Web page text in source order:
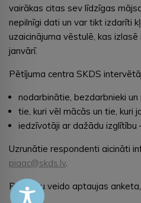
vairākas citas sev līdzīgas
nepilnīgi dati un var tikt izdarīti
uzaicinājuma vēstulē, kas
janvārī.
Pētījuma centra SKDS
nodarbinātie, bezdarbnieki un
tie, kuri vēl mācās un tie, kuri
iedzīvotāji ar dažādu izglītību
Uzrunātie respondenti aicināti
piaac@skds.lv.
Pētījumu veido aptaujas